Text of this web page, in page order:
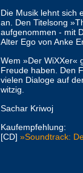
Die Musik lehnt sich
an. Den Titelsong
aufgenommen - mit
Alter Ego von Anke
Wem »Der WiXXer«
Freude haben. Den
vielen Dialoge auf
witzig.
Sachar Kriwoj
Kaufempfehlung:
[CD] »Soundtrack: